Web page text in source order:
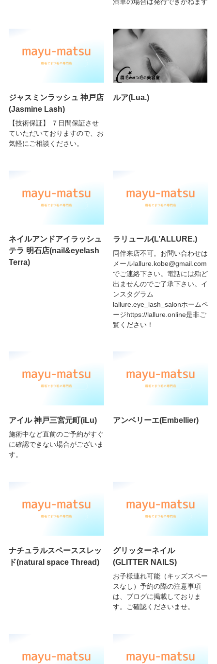
ジャスミンラッシュ 神戸店
(Jasmine Lash)
【技術保証】 ７日間保証させ
ていただいておりますので、お
気軽にご相談ください。
ルア(Lua.)
ネイルアンドアイラッシュ
テラ 明石店(nail&eyelash
Terra)
ラリュール(L’ALLURE.)
同伴来店不可。お問い合わせは
メールlallure.kobe@gmail.com
でご連絡下さい。電話には殆ど
出ませんのでご了承下さい。イ
ンスタグラム
lallure.eye_lash_salonホームペ
ージhttps://lallure.online是非ご
覧ください！
アイル 神戸三宮元町(iLu)
施術中など直前のご予約がすぐ
に確認できない場合がございま
す。
アンベリーエ(Embellier)
ナチュラルスペーススレッ
ド(natural space Thread)
グリッターネイル
(GLITTER NAILS)
お子様連れ可能（キッズスペー
スなし）予約の際の注意事項
は、ブログに掲載しておりま
す。ご確認くださいませ。